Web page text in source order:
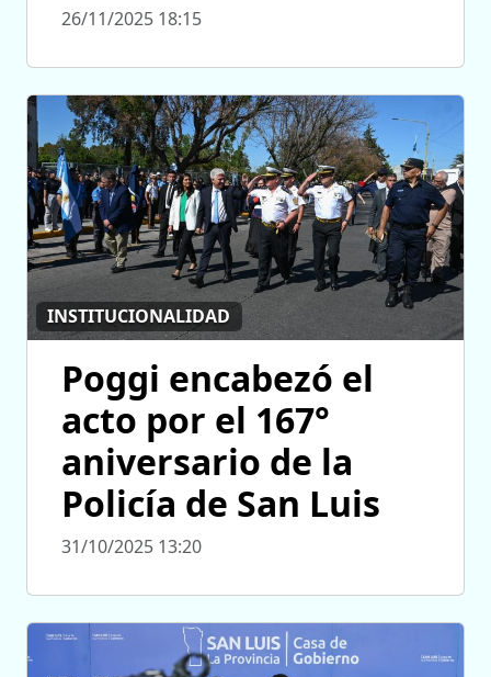
26/11/2025 18:15
INSTITUCIONALIDAD
Poggi encabezó el
acto por el 167°
aniversario de la
Policía de San Luis
31/10/2025 13:20